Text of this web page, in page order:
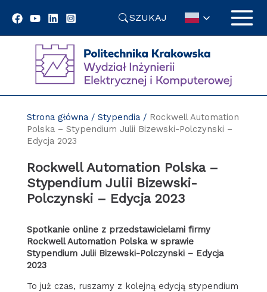
SZUKAJ
Strona główna/ Stypendia/ Rockwell Automation
Polska – Stypendium Julii Bizewski-Polczynski –
Edycja 2023
Rockwell Automation Polska –
Stypendium Julii Bizewski-
Polczynski – Edycja 2023
Spotkanie online z przedstawicielami firmy
Rockwell Automation Polska w sprawie
Stypendium Julii Bizewski-Polczynski – Edycja
2023
To już czas, ruszamy z kolejną edycją stypendium